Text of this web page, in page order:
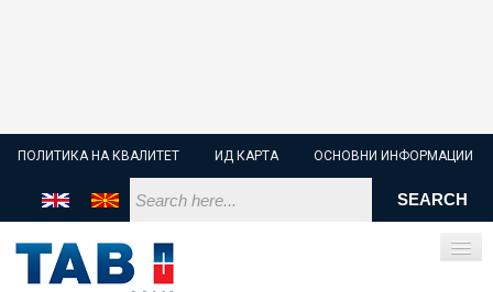
ПОЛИТИКА НА КВАЛИТЕТ ИД КАРТА ОСНОВНИ ИНФОРМАЦИИ